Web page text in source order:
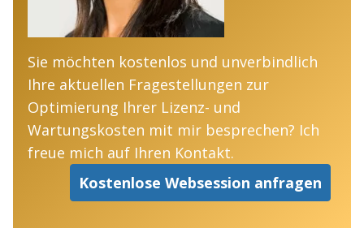
Sie möchten kostenlos und unverbindlich
Ihre aktuellen Fragestellungen zur
Optimierung Ihrer Lizenz- und
Wartungskosten mit mir besprechen? Ich
freue mich auf Ihren Kontakt.
Kostenlose Websession anfragen